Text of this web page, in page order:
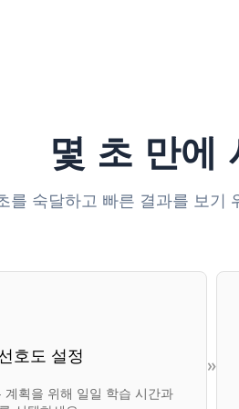
몇 초 만에
를 숙달하고 빠른 결과를 보기
호도 설정
계획을 위해 일일 학습 시간과
»